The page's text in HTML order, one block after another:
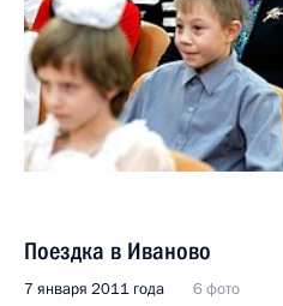
Поездка в Иваново
7 января 2011 года 6 фото